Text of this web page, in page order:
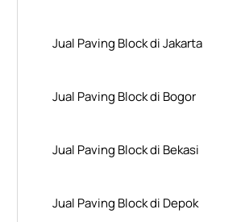
Jual Paving Block di Jakarta
Jual Paving Block di Bogor
Jual Paving Block di Bekasi
Jual Paving Block di Depok